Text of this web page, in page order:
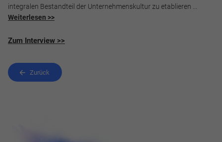
integralen Bestandteil der Unternehmenskultur zu etablieren ...
Weiterlesen >>
Zum Interview >>
Zurück
Impressum Datenschutz